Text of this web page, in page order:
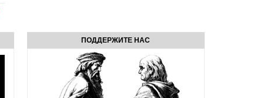
ПОДДЕРЖИТЕ НАС